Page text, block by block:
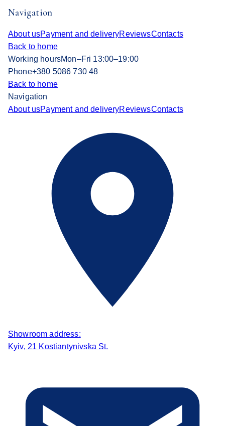
Navigation
About usPayment and deliveryReviewsContacts
Back to home
Working hoursMon–Fri 13:00–19:00
Phone+380 5086 730 48
Back to home
Navigation
About usPayment and deliveryReviewsContacts
Showroom address:
Kyiv, 21 Kostiantynivska St.